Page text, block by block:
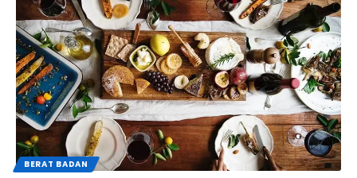
BERAT BADAN